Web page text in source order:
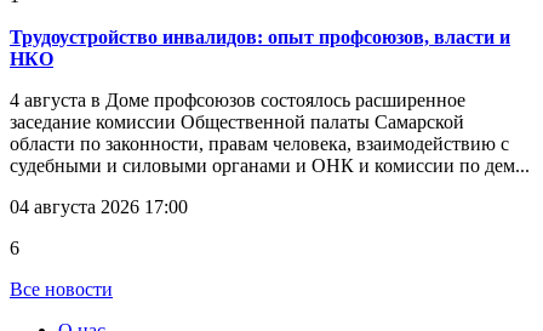
Трудоустройство инвалидов: опыт профсоюзов, власти и
НКО
4 августа в Доме профсоюзов состоялось расширенное
заседание комиссии Общественной палаты Самарской
области по законности, правам человека, взаимодействию с
судебными и силовыми органами и ОНК и комиссии по дем...
04 августа 2026 17:00
6
Все новости